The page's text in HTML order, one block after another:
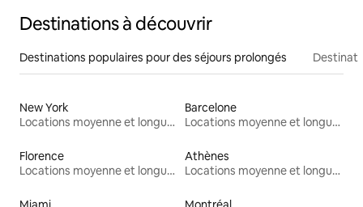
Destinations à découvrir
Destinations populaires pour des séjours prolongés
New York
Locations moyenne et longue durée
Barcelone
Locations moyenne et longue durée
Florence
Locations moyenne et longue durée
Athènes
Locations moyenne et longue durée